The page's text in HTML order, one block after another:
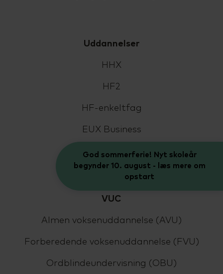
Uddannelser
HHX
HF2
HF-enkeltfag
EUX Business
EUD Business
VUC
Almen voksenuddannelse (AVU)
Forberedende voksenuddannelse (FVU)
Ordblindeundervisning (OBU)
God sommerferie! Nyt skoleår
begynder 10. august - læs mere om
opstart